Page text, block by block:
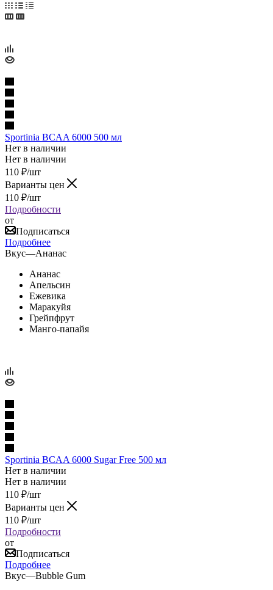
Sportinia BCAA 6000 500 мл
Нет в наличии
Нет в наличии
110 ₽/шт
Варианты цен
110 ₽/шт
Подробности
от
Подписаться
Подробнее
Вкус—Ананас
Ананас
Апельсин
Ежевика
Маракуйя
Грейпфрут
Манго-папайя
Sportinia BCAA 6000 Sugar Free 500 мл
Нет в наличии
Нет в наличии
110 ₽/шт
Варианты цен
110 ₽/шт
Подробности
от
Подписаться
Подробнее
Вкус—Bubble Gum